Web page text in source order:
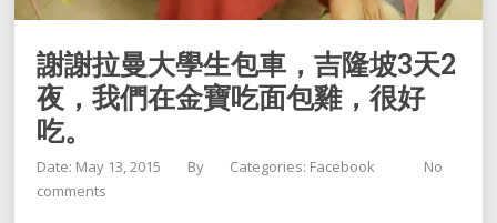
謝謝拉曼大學生包車，吉隆坡3天2
夜，我們在金寶吃面包雞，很好
吃。
Date: May 13, 2015 By Categories: Facebook
No
comments